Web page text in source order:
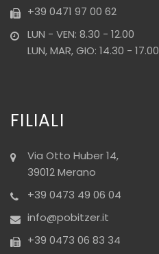
+39 0471 97 00 62
LUN - VEN: 8.30 - 12.00
LUN, MAR, GIO: 14.30 - 17.00
FILIALI
Via Otto Huber 14,
39012 Merano
+39 0473 49 06 04
info@pobitzer.it
+39 0473 06 83 34